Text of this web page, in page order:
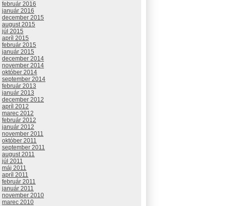
február 2016
január 2016
december 2015
august 2015
júl 2015
apríl 2015
február 2015
január 2015
december 2014
november 2014
október 2014
september 2014
február 2013
január 2013
december 2012
apríl 2012
marec 2012
február 2012
január 2012
november 2011
október 2011
september 2011
august 2011
júl 2011
máj 2011
apríl 2011
február 2011
január 2011
november 2010
marec 2010